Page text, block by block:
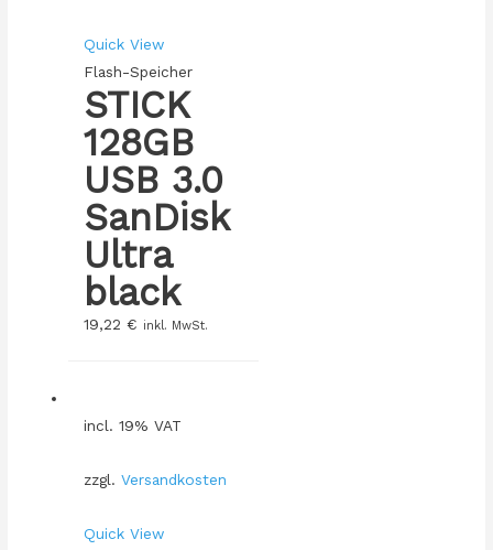
Quick View
Flash-Speicher
STICK
128GB
USB 3.0
SanDisk
Ultra
black
19,22 € inkl. MwSt.
incl. 19% VAT
zzgl. Versandkosten
Quick View